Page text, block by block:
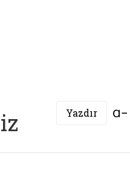
Yazdır